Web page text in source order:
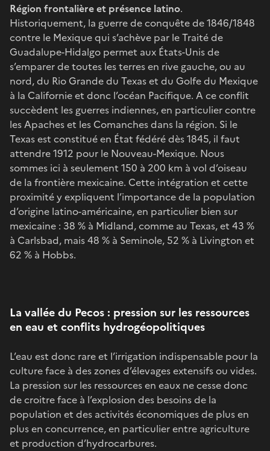
Région frontalière et présence latino.
Historiquement, la guerre de conquête de 1846/1848
contre le Mexique qui s’achève par le Traité de
Guadalupe-Hidalgo permet aux États-Unis de
s’emparer de toutes les terres en rive gauche, ou au
nord, du Rio Grande du Texas et du Golfe du Mexique
à la Californie et donc l’océan Pacifique. A ce conflit
succèdent les guerres indiennes, en particulier contre
les Apaches et les Comanches dans la région. Si le
Texas est constitué en État fédéré dès 1845, il faut
attendre 1912 pour le Nouveau-Mexique. Nous
sommes ici à seulement 150 à 200 km à vol d’oiseau
de la frontière mexicaine. Cette intégration et cette
proximité y expliquent l’importance de la population
d’origine latino-américaine, en particulier bien sur
mexicaine : 38 % à Midland, comme au Texas, et 43 %
à Carlsbad, mais 48 % à Seminole, 52 % à Livington et
62 % à Hobbs.
La vallée du Pecos : pression sur les ressources
en eau et conflits hydrogéopolitiques
L’eau est donc rare et l’irrigation indispensable pour la
culture face à des zones d’élevages extensifs ou vides.
La pression sur les ressources en eaux ne cesse donc
de croitre face à l’explosion des besoins de la
population et des activités économiques de plus en
plus en concurrence, en particulier entre agriculture
et production d’hydrocarbures.